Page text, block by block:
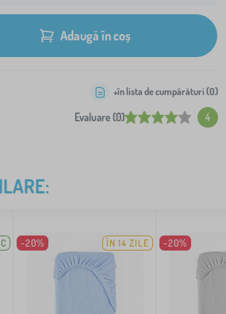
Adaugă în coș
Evaluare (0) 4
+în lista de cumpărături (0)
-20% ÎN 14 ZILE -20%